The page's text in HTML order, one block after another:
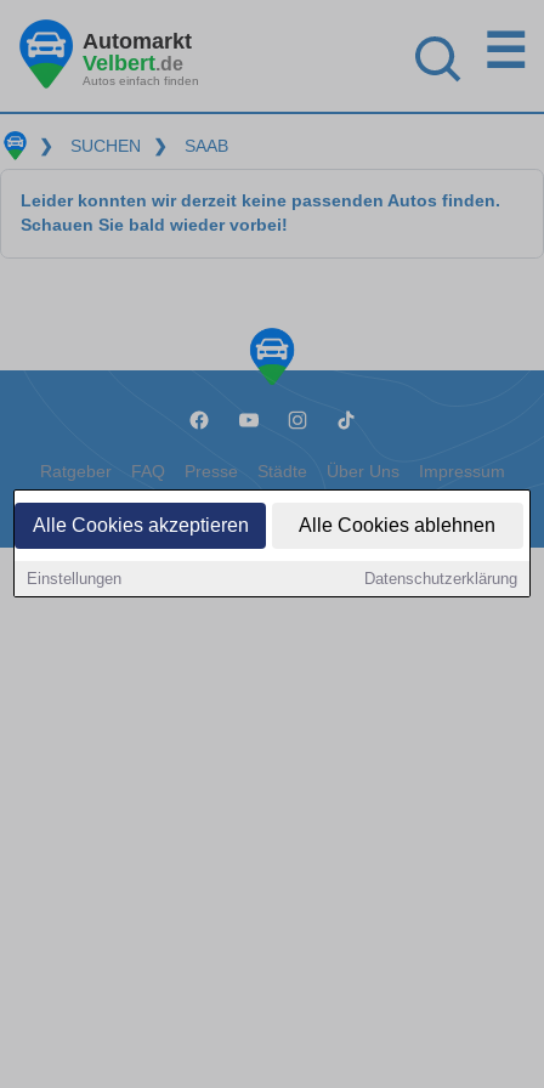
Alle Cookies akzeptieren Alle Cookies ablehnen
Einstellungen Datenschutzerklärung
Automarkt
Velbert.de
Autos einfach finden
☰
❯ SUCHEN ❯ SAAB
Leider konnten wir derzeit keine passenden Autos finden.
Schauen Sie bald wieder vorbei!
Ratgeber FAQ Presse Städte Über Uns Impressum
Datenschutz Cookies
Copyright © 2000 - 2026 | 1A Infosysteme GmbH | Content by: 1a-sites-autos